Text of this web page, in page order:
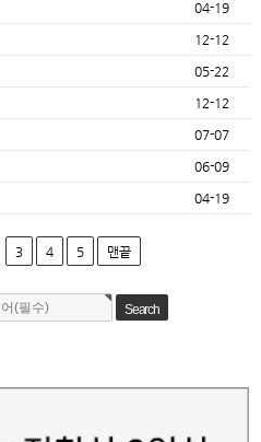
04-19
12-12
05-22
12-12
07-07
06-09
04-19
3 4 5 맨끝